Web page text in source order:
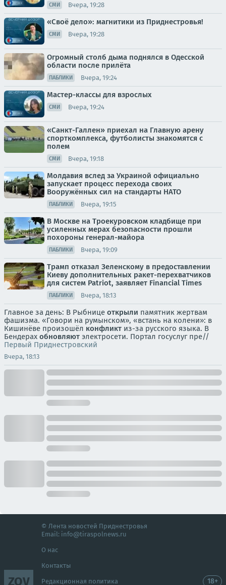
СМИ Вчера, 19:28
«Своё дело»: магнитики из Приднестровья!
СМИ Вчера, 19:28
Огромный столб дыма поднялся в Одесской
области после прилёта
ПАБЛИКИ Вчера, 19:24
Мастер-классы для взрослых
СМИ Вчера, 19:24
«Санкт-Галлен» приехал на Главную арену
спорткомплекса, футболисты знакомятся с
полем
СМИ Вчера, 19:18
Молдавия вслед за Украиной официально
запускает процесс перехода своих
Вооружённых сил на стандарты НАТО
ПАБЛИКИ Вчера, 19:15
В Москве на Троекуровском кладбище при
усиленных мерах безопасности прошли
похороны генерал-майора
ПАБЛИКИ Вчера, 19:09
Трамп отказал Зеленскому в предоставлении
Киеву дополнительных ракет-перехватчиков
для систем Patriot, заявляет Financial Times
ПАБЛИКИ Вчера, 18:13
Главное за день: В Рыбнице открыли памятник жертвам
фашизма. «Говори на румынском», «встань на колени»: в
Кишинёве произошёл конфликт из-за русского языка. В
Бендерах обновляют электросети. Портал госуслуг пре//
Первый Приднестровский
Вчера, 18:13
ZOV
© Лента новостей Приднестровья
Email: info@tiraspolnews.ru
О нас
Контакты
Редакционная политика 18+